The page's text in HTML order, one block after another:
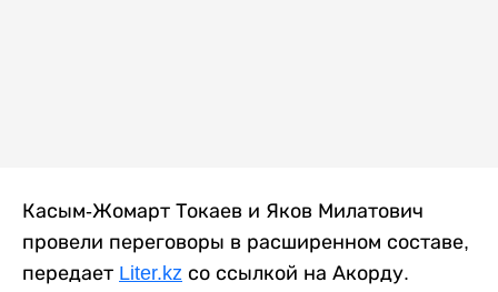
Касым-Жомарт Токаев и Яков Милатович
провели переговоры в расширенном составе,
передает Liter.kz со ссылкой на Акорду.